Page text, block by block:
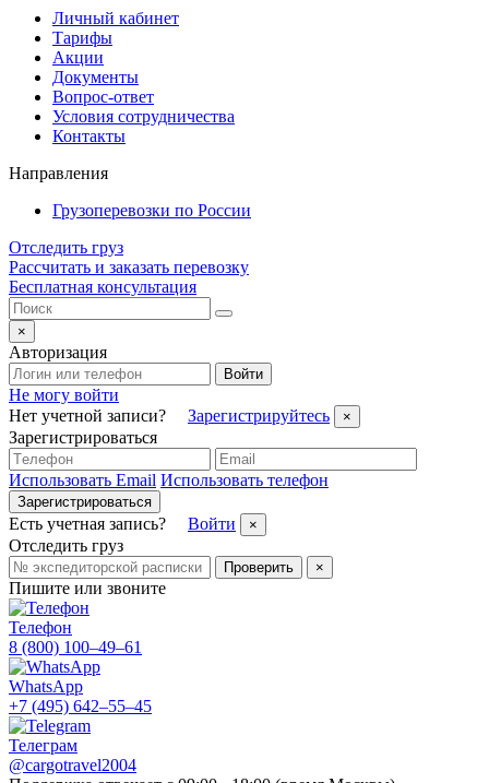
Личный кабинет
Тарифы
Акции
Документы
Вопрос-ответ
Условия сотрудничества
Контакты
Направления
Грузоперевозки по России
Отследить груз
Рассчитать и заказать перевозку
Бесплатная консультация
×
Авторизация
Войти
Не могу войти
Нет учетной записи?
Зарегистрируйтесь ×
Зарегистрироваться
Использовать Email Использовать телефон
Зарегистрироваться
Есть учетная запись? Войти ×
Отследить груз
Проверить ×
Пишите или звоните
Телефон
8 (800) 100–49–61
WhatsApp
+7 (495) 642–55–45
Телеграм
@cargotravel2004